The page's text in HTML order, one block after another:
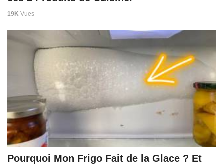
19K Vues
Pourquoi Mon Frigo Fait de la Glace ? Et